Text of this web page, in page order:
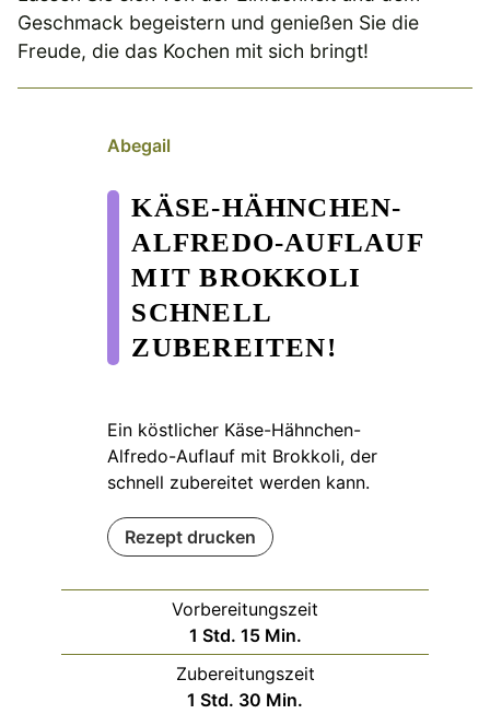
Geschmack begeistern und genießen Sie die
Freude, die das Kochen mit sich bringt!
Abegail
KÄSE-HÄHNCHEN-
ALFREDO-AUFLAUF
MIT BROKKOLI
SCHNELL
ZUBEREITEN!
Ein köstlicher Käse-Hähnchen-
Alfredo-Auflauf mit Brokkoli, der
schnell zubereitet werden kann.
Rezept drucken
Vorbereitungszeit
1 Stunde
Std. 15Minuten
Min.
Zubereitungszeit
1 Stunde
Std. 30 Minuten
Min.